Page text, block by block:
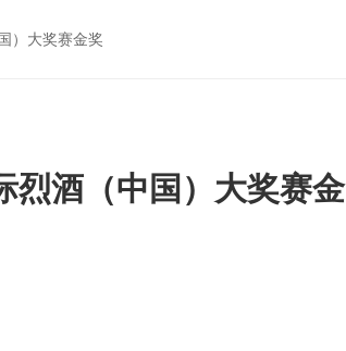
）大奖赛金奖
烈酒（中国）大奖赛金